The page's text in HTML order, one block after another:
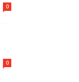
0
0